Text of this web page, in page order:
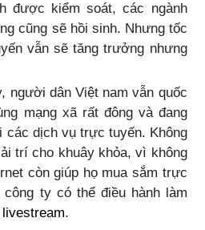
được kiểm soát, các ngành
cũng sẽ hồi sinh. Nhưng tốc
vẫn sẽ tăng trưởng nhưng
người dân Việt nam vẫn quốc
mạng xã rất đông và đang
dịch vụ trực tuyến. Không
trí cho khuây khỏa, vì không
còn giúp họ mua sắm trực
ty có thể điều hành làm
.